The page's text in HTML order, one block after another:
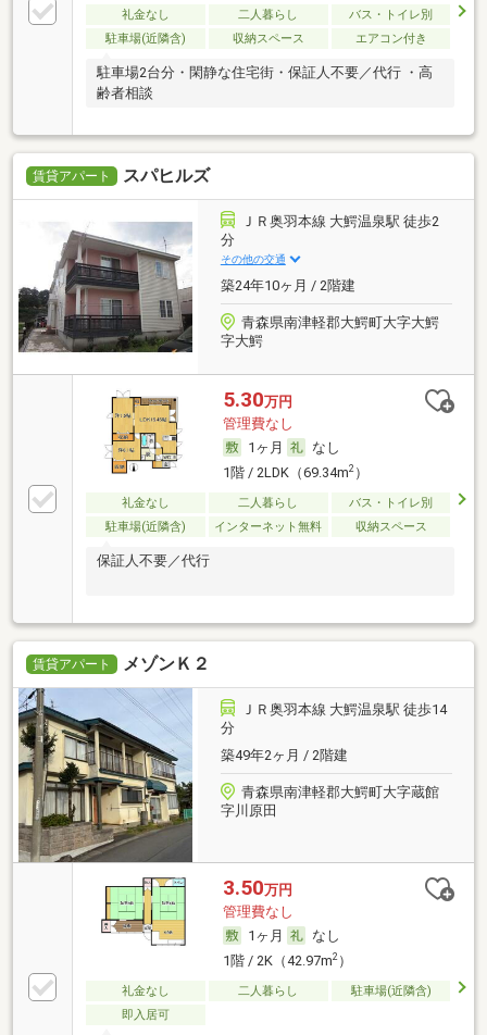
礼金なし 二人暮らし
バス・トイレ別
駐車場(近隣含)
収納スペース エアコン付き
駐車場2台分・閑静な住宅街・保証人不要／代行 ・高
齢者相談
賃貸アパート スパヒルズ
ＪＲ奥羽本線 大鰐温泉駅 徒歩2
分
その他の交通
築24年10ヶ月 / 2階建
青森県南津軽郡大鰐町大字大鰐
字大鰐
5.30万円
管理費なし
1ヶ月
なし
1階 / 2LDK（69.34m2）
礼金なし 二人暮らし
バス・トイレ別
駐車場(近隣含)
インターネット無料 収納スペース
保証人不要／代行
賃貸アパート メゾンＫ２
ＪＲ奥羽本線 大鰐温泉駅 徒歩14
分
築49年2ヶ月 / 2階建
青森県南津軽郡大鰐町大字蔵館
字川原田
3.50万円
管理費なし
1ヶ月
なし
1階 / 2K（42.97m2）
礼金なし 二人暮らし
駐車場(近隣含)
即入居可